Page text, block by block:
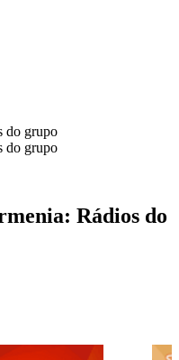
do grupo
do grupo
Rádios do